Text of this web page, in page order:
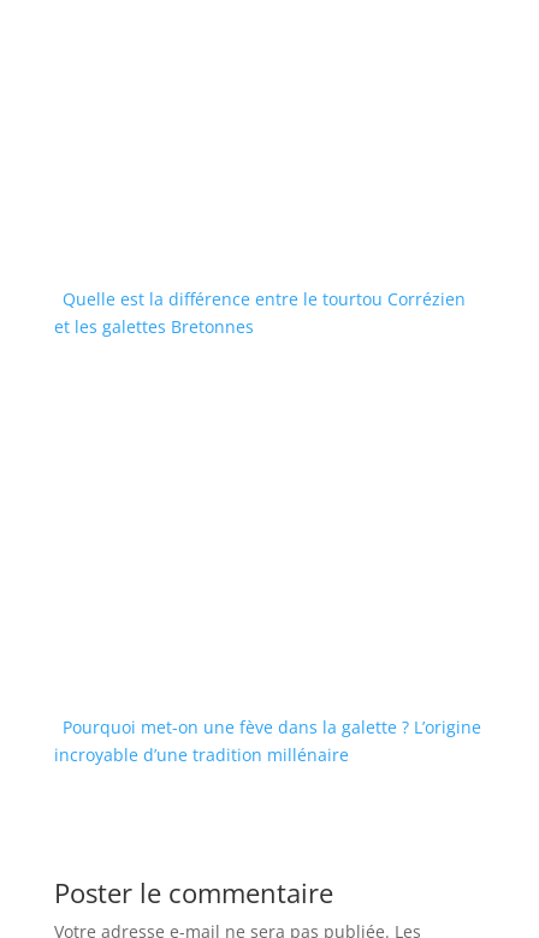
Quelle est la différence entre le tourtou Corrézien
et les galettes Bretonnes
Pourquoi met-on une fève dans la galette ? L’origine
incroyable d’une tradition millénaire
Poster le commentaire
Votre adresse e-mail ne sera pas publiée. Les